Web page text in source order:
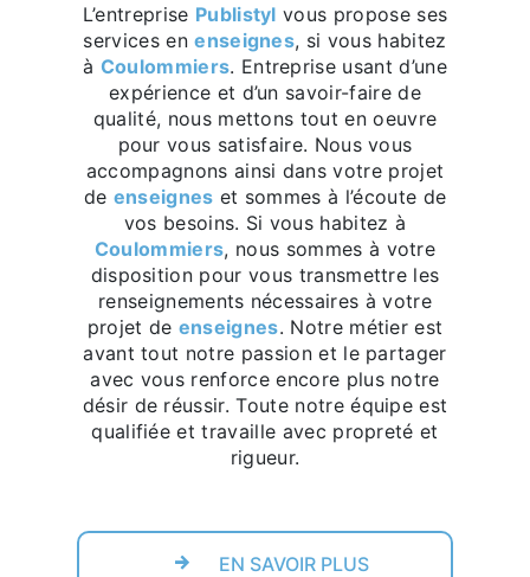
L’entreprise Publistyl vous propose ses
services enenseignes, si vous habitez
à Coulommiers. Entreprise usant d’une
expérience et d’un savoir-faire de
qualité, nous mettons tout en oeuvre
pour vous satisfaire. Nous vous
accompagnons ainsi dans votre projet
de enseignes et sommes à l’écoute de
vos besoins. Si vous habitez à
Coulommiers, nous sommes à votre
disposition pour vous transmettre les
renseignements nécessaires à votre
projet de enseignes. Notre métier est
avant tout notre passion et le partager
avec vous renforce encore plus notre
désir de réussir. Toute notre équipe est
qualifiée et travaille avec propreté et
rigueur.
EN SAVOIR PLUS